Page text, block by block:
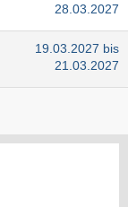
28.03.2027
19.03.2027 bis
21.03.2027